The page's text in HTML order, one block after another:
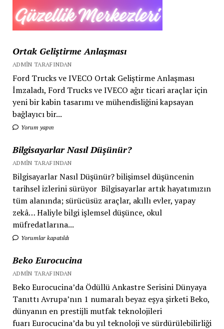
Ortak Geliştirme Anlaşması
ADMIN TARAFINDAN
Ford Trucks ve IVECO Ortak Geliştirme Anlaşması
İmzaladı, Ford Trucks ve IVECO ağır ticari araçlar için
yeni bir kabin tasarımı ve mühendisliğini kapsayan
bağlayıcı bir...
Yorum yapın
Bilgisayarlar Nasıl Düşünür?
ADMIN TARAFINDAN
Bilgisayarlar Nasıl Düşünür? bilişimsel düşüncenin
tarihsel izlerini sürüyor Bilgisayarlar artık hayatımızın
tüm alanında; sürücüsüz araçlar, akıllı evler, yapay
zekâ… Haliyle bilgi işlemsel düşünce, okul
müfredatlarına...
Yorumlar kapatıldı
Beko Eurocucina
ADMIN TARAFINDAN
Beko Eurocucina’da Ödüllü Ankastre Serisini Dünyaya
Tanıttı Avrupa’nın 1 numaralı beyaz eşya şirketi Beko,
dünyanın en prestijli mutfak teknolojileri
fuarı Eurocucina’da bu yıl teknoloji ve sürdürülebilirliği